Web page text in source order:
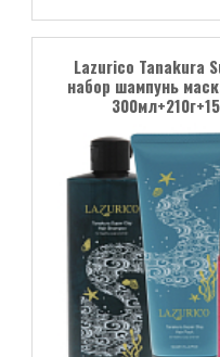
Lazurico Tanakura
набор шампунь